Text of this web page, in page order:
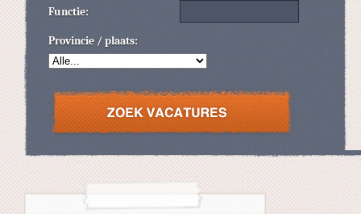
Functie:
Provincie / plaats: